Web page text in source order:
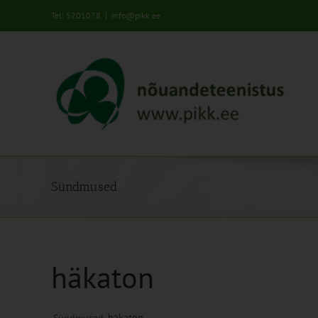
Tel: 5201078 | info@pikk.ee
Sündmused
häkaton